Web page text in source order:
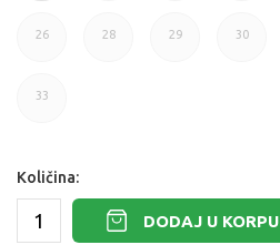
26
28 29 30
33
Količina:
DODAJ U KORPU